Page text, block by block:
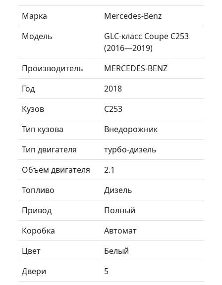
Марка
Mercedes-Benz
Модель
GLC-класс Coupe C253
(2016—2019)
Производитель
MERCEDES-BENZ
Год
2018
Кузов
C253
Тип кузова
Внедорожник
Тип двигателя
турбо-дизель
Объем двигателя
2.1
Топливо
Дизель
Привод
Полный
Коробка
Автомат
Цвет
Белый
Двери
5